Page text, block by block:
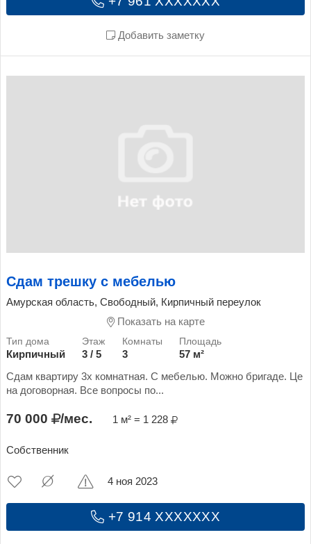
Добавить заметку
Сдам трешку с мебелью
Амурская область, Свободный, Кирпичный переулок
Показать на карте
Кирпичный 3 / 5 3
57 м²
Сдам квартиру 3х комнатная. С мебелью. Можно бригаде. Це
на договорная. Все вопросы по...
70 000 /мес. 1 м² = 1 228
Собственник
+7 914 XXXXXXX
4 ноя 2023